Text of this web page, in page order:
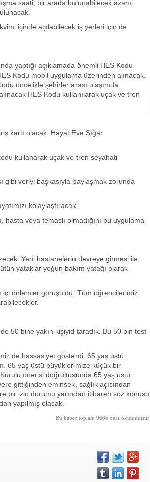
saati, bir arada bulunabilecek azami
içinde açılabilecek iş yerleri için de
yaptığı açıklamada önemli HES Kodu
Kodu mobil uygulama üzerinden alınacak.
öncelikle şehirler arası ulaşımda
HES Kodu kullanılarak uçak ve tren
kartı olacak. Hayat Eve Sığar
kullanarak uçak ve tren seyahati
gibi veriyi başkasıyla paylaşmak zorunda
kolaylaştıracak.
hasta veya temaslı olmadığını bu uygulama
Yeni hastanelerin devreye girmesi ile
yataklar yoğun bakım yatağı olarak
içi önlemler görüşüldü. Tüm öğrencilerimiz
50 bine yakın kişiyid taradık. Bu 50 bin test
de hassasiyet gösterdi. 65 yaş üstü
65 yaş üstü büyüklerimize küçük bir
önerisi doğrultusunda 65 yaş üstü
gittiğinden eminsek, sağlık açısından
bir izin durumu yarından itibaren söz konusu
yapılmış olacak.
Bu haber toplam 9666 defa okunmuştur